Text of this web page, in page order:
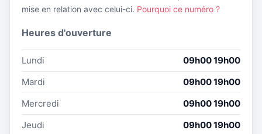
mise en relation avec celui-ci. Pourquoi ce numéro ?
Heures d'ouverture
Lundi
09h00 19h00
Mardi
09h00 19h00
Mercredi
09h00 19h00
Jeudi
09h00 19h00